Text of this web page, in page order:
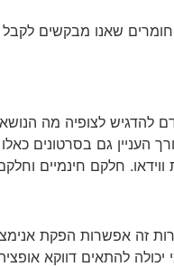
חומרים שאנו מבקשים
להדגיש לצופיה מה
גם בסרטונים כאלו
ווידאו. חלקם חינמיים
זה אפשרות הפקת
להתאים דווקא